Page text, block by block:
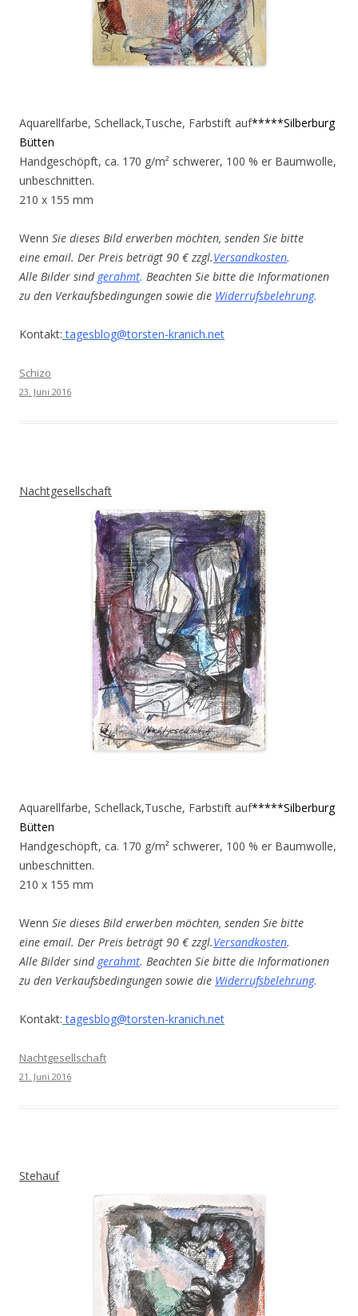
Aquarellfarbe, Schellack,Tusche, Farbstift auf*****Silberburg
Bütten
Handgeschöpft, ca. 170 g/m² schwerer, 100 % er Baumwolle,
unbeschnitten.
210 x 155 mm
Wenn Sie dieses Bild erwerben möchten, senden Sie bitte
eine email. Der Preis beträgt 90 € zzgl.Versandkosten.
Alle Bilder sind gerahmt. Beachten Sie bitte die Informationen
zu den Verkaufsbedingungen sowie die Widerrufsbelehrung.
Kontakt: tagesblog@torsten-kranich.net
Schizo
23. Juni 2016
Nachtgesellschaft
Aquarellfarbe, Schellack,Tusche, Farbstift auf*****Silberburg
Bütten
Handgeschöpft, ca. 170 g/m² schwerer, 100 % er Baumwolle,
unbeschnitten.
210 x 155 mm
Wenn Sie dieses Bild erwerben möchten, senden Sie bitte
eine email. Der Preis beträgt 90 € zzgl.Versandkosten.
Alle Bilder sind gerahmt. Beachten Sie bitte die Informationen
zu den Verkaufsbedingungen sowie die Widerrufsbelehrung.
Kontakt: tagesblog@torsten-kranich.net
Nachtgesellschaft
21. Juni 2016
Stehauf